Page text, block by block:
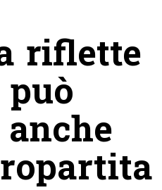
riflette